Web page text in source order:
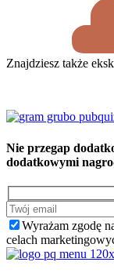
Znajdziesz także
Nie przegap
dodatkowymi
Wyrażam zgodę
celach